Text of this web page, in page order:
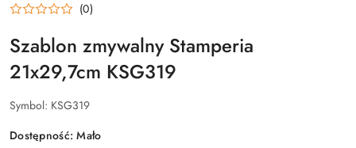
(0)
Szablon zmywalny Stamperia
21x29,7cm KSG319
Symbol: KSG319
Dostępność:Mało